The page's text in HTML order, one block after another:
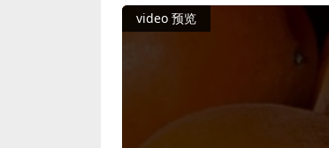
video 预览